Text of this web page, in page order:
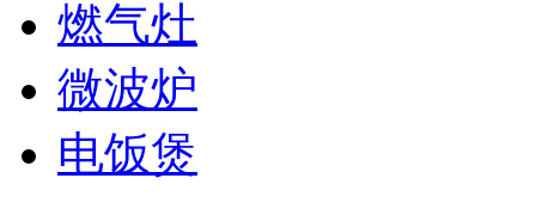
燃气灶
微波炉
电饭煲